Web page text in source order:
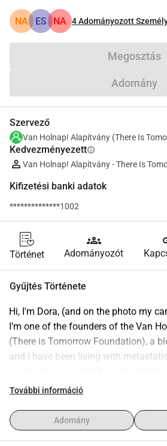
NA ES NA 4Adományozott
Megosztás
Adomány
Szervező
Van Holnap! Alapítvány (There Is
Kedvezményezettinfo
Van Holnap! Alapítvány - There Is
Kifizetési banki adatok
**************1002
Történet
groups
Adományozót
Gyűjtés Története
Hi, I'm Dora, (and on the photo my
I’m one of the founders of the Van
(There is Tomorrow Foundation), a
and I have been living with
treatment.
about medicines. Physical condition,
continuous support are very
További információ
Adomány